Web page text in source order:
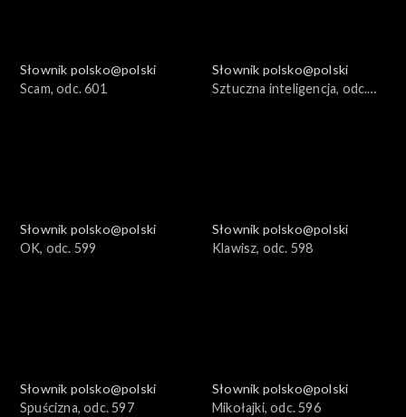
Słownik polsko@polski
Scam, odc. 601
Słownik polsko@polski
Sztuczna inteligencja, odc.
Słownik polsko@polski
OK, odc. 599
Słownik polsko@polski
Klawisz, odc. 598
Słownik polsko@polski
Spuścizna, odc. 597
Słownik polsko@polski
Mikołajki, odc. 596